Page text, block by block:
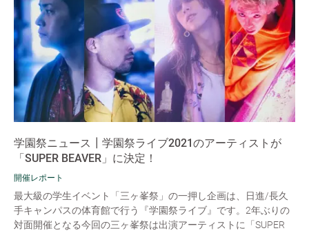
学園祭ニュース┃学園祭ライブ2021のアーティストが
「SUPER BEAVER」に決定！
開催レポート
最大級の学生イベント「三ヶ峯祭」の一押し企画は、日進/長久
手キャンパスの体育館で行う『学園祭ライブ』です。2年ぶりの
対面開催となる今回の三ヶ峯祭は出演アーティストに「SUPER